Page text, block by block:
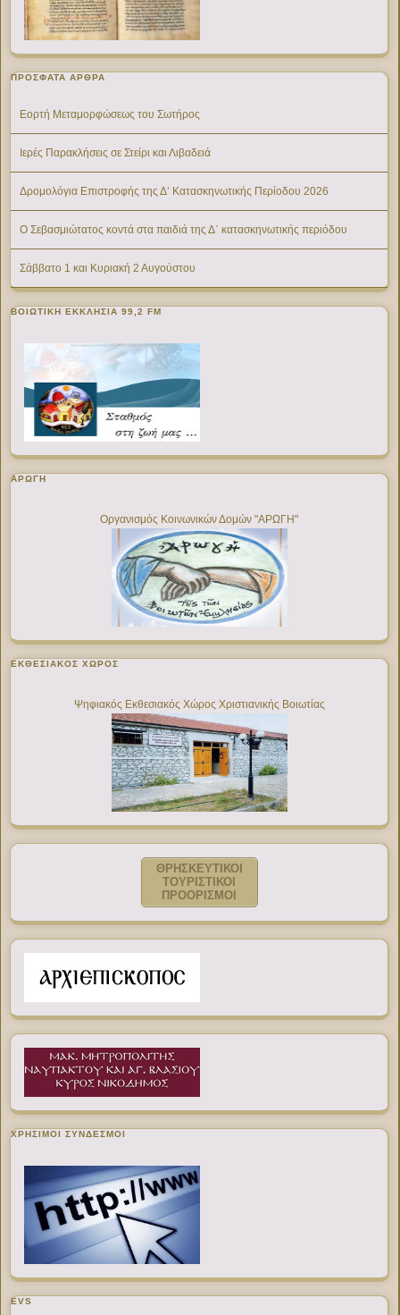
ΠΡΌΣΦΑΤΑ ΆΡΘΡΑ
Εορτή Μεταμορφώσεως του Σωτήρος
Ιερές Παρακλήσεις σε Στείρι και Λιβαδειά
Δρομολόγια Επιστροφής της Δ’ Κατασκηνωτικής Περίοδου 2026
Ο Σεβασμιώτατος κοντά στα παιδιά της Δ΄ κατασκηνωτικής περιόδου
Σάββατο 1 και Κυριακή 2 Αυγούστου
ΒΟΙΩΤΙΚΉ ΕΚΚΛΗΣΊΑ 99,2 FM
ΑΡΩΓΗ
Οργανισμός Κοινωνικών Δομών "ΑΡΩΓΗ"
ΕΚΘΕΣΙΑΚΌΣ ΧΏΡΟΣ
Ψηφιακός Εκθεσιακός Χώρος Χριστιανικής Βοιωτίας
ΘΡΗΣΚΕΥΤΙΚΟΙ
ΤΟΥΡΙΣΤΙΚΟΙ
ΠΡΟΟΡΙΣΜΟΙ
ΧΡΉΣΙΜΟΙ ΣΎΝΔΕΣΜΟΙ
EVS